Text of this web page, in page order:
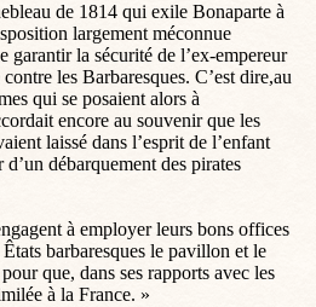
de 1814 qui exile Bonaparte à
largement méconnue
garantir la sécurité de l’ex-empereur
les Barbaresques. C’est dire,au
qui se posaient alors à
encore au souvenir que les
laissé dans l’esprit de l’enfant
débarquement des pirates
à employer leurs bons offices
barbaresques le pavillon et le
que, dans ses rapports avec les
à la France. »